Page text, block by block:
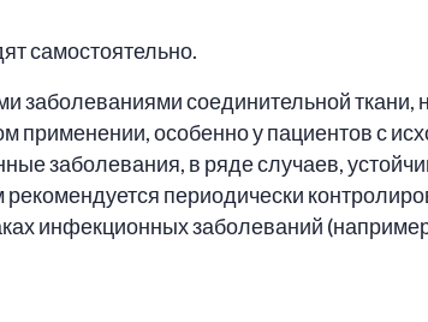
самостоятельно.
заболеваниями соединительной ткани,
применении, особенно у пациентов с
заболевания, в ряде случаев,
периодически
инфекционных заболеваний